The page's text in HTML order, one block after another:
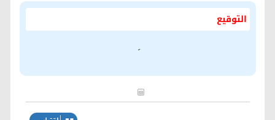
التوقيع